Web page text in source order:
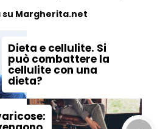
su Margherita.net
Dieta e cellulite. Si
può combattere la
cellulite con una
dieta?